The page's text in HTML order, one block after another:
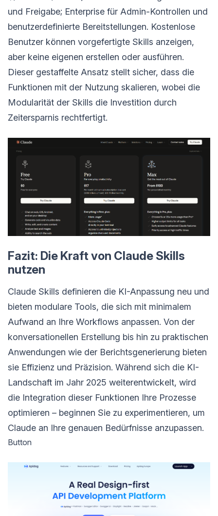
und Freigabe; Enterprise für Admin-Kontrollen und
benutzerdefinierte Bereitstellungen. Kostenlose
Benutzer können vorgefertigte Skills anzeigen,
aber keine eigenen erstellen oder ausführen.
Dieser gestaffelte Ansatz stellt sicher, dass die
Funktionen mit der Nutzung skalieren, wobei die
Modularität der Skills die Investition durch
Zeitersparnis rechtfertigt.
Fazit: Die Kraft von Claude Skills
nutzen
Claude Skills definieren die KI-Anpassung neu und
bieten modulare Tools, die sich mit minimalem
Aufwand an Ihre Workflows anpassen. Von der
konversationellen Erstellung bis hin zu praktischen
Anwendungen wie der Berichtsgenerierung bieten
sie Effizienz und Präzision. Während sich die KI-
Landschaft im Jahr 2025 weiterentwickelt, wird
die Integration dieser Funktionen Ihre Prozesse
optimieren – beginnen Sie zu experimentieren, um
Claude an Ihre genauen Bedürfnisse anzupassen.
Button